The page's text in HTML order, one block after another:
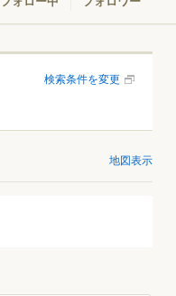
検索条件を変更
地図表示